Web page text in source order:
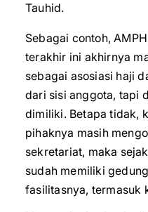
Tauhid.
Sebagai contoh,
terakhir ini akhirnya
sebagai asosiasi haji
dari sisi anggota, tapi
dimiliki. Betapa tidak,
pihaknya masih
sekretariat, maka
sudah memiliki
fasilitasnya, termasuk